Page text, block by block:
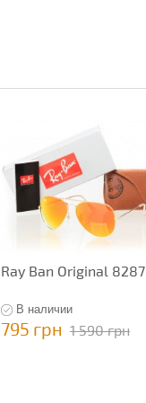
Ray Ban Original 8287
В наличии
795 грн 1 590 грн